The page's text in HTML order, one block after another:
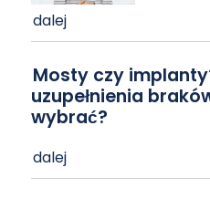
dalej
Mosty czy
uzupełnienia
wybrać?
dalej